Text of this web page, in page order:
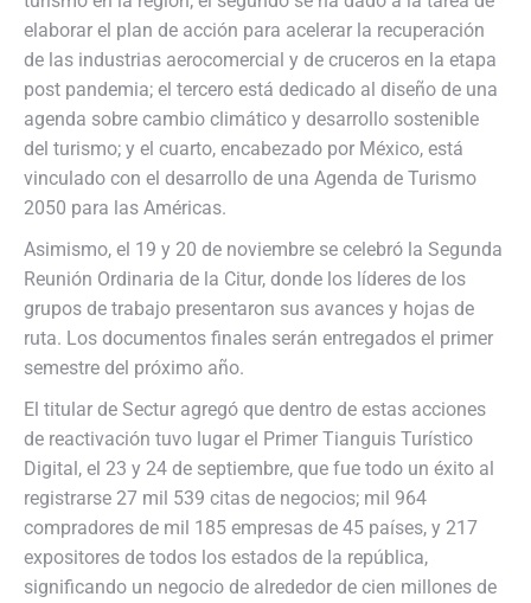
elaborar el plan de acción para acelerar la recuperación
de las industrias aerocomercial y de cruceros en la etapa
post pandemia; el tercero está dedicado al diseño de una
agenda sobre cambio climático y desarrollo sostenible
del turismo; y el cuarto, encabezado por México, está
vinculado con el desarrollo de una Agenda de Turismo
2050 para las Américas.
Asimismo, el 19 y 20 de noviembre se celebró la Segunda
Reunión Ordinaria de la Citur, donde los líderes de los
grupos de trabajo presentaron sus avances y hojas de
ruta. Los documentos finales serán entregados el primer
semestre del próximo año.
El titular de Sectur agregó que dentro de estas acciones
de reactivación tuvo lugar el Primer Tianguis Turístico
Digital, el 23 y 24 de septiembre, que fue todo un éxito al
registrarse 27 mil 539 citas de negocios; mil 964
compradores de mil 185 empresas de 45 países, y 217
expositores de todos los estados de la república,
significando un negocio de alrededor de cien millones de